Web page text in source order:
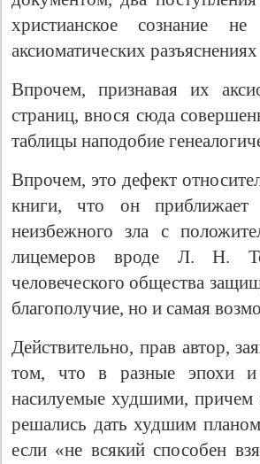
христианское сознание
аксиоматических
Впрочем, признавая их
страниц, внося сюда
таблицы наподобие
Впрочем, это дефект
книги, что он
неизбежного зла с
лицемеров вроде Л. Н.
человеческого общества
благополучие, но и самая
Действительно, прав автор,
том, что в разные эпохи
насилуемые худшими, причем
решались дать худшим
если «не всякий способен